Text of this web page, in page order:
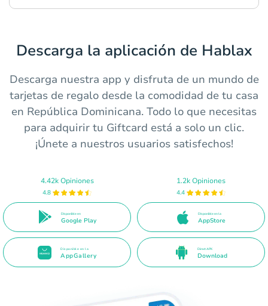
Descarga la aplicación de Hablax
Descarga nuestra app y disfruta de un mundo de
tarjetas de regalo desde la comodidad de tu casa
en República Dominicana. Todo lo que necesitas
para adquirir tu Giftcard está a solo un clic.
¡Únete a nuestros usuarios satisfechos!
4.42k Opiniones
4.8
Disponible en
Google Play
1.2k Opiniones
4.4
Disponible en la
AppStore
Disponible en la
AppGallery
Direct APK
Download